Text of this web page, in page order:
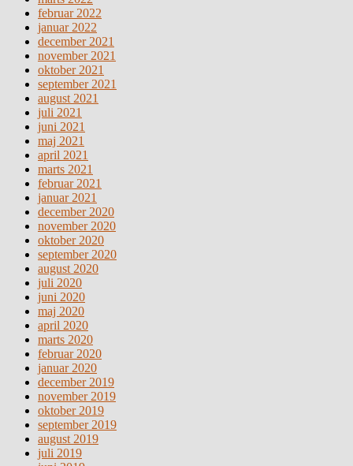
februar 2022
januar 2022
december 2021
november 2021
oktober 2021
september 2021
august 2021
juli 2021
juni 2021
maj 2021
april 2021
marts 2021
februar 2021
januar 2021
december 2020
november 2020
oktober 2020
september 2020
august 2020
juli 2020
juni 2020
maj 2020
april 2020
marts 2020
februar 2020
januar 2020
december 2019
november 2019
oktober 2019
september 2019
august 2019
juli 2019